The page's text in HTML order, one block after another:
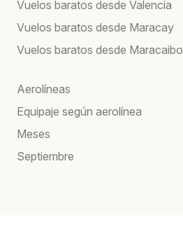
Vuelos baratos desde Valencia
Vuelos baratos desde Maracay
Vuelos baratos desde Maracaibo
Aerolíneas
Equipaje según aerolínea
Meses
Septiembre